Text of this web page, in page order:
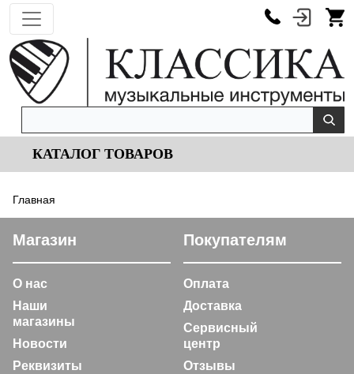
КАТАЛОГ ТОВАРОВ
Главная
Магазин
О нас
Наши
магазины
Новости
Реквизиты
Покупателям
Оплата
Доставка
Сервисный
центр
Отзывы